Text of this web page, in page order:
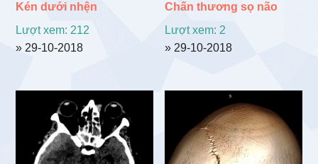
Kén dưới nhện
Lượt xem: 212
» 29-10-2018
Chấn thương sọ não
Lượt xem: 2
» 29-10-2018